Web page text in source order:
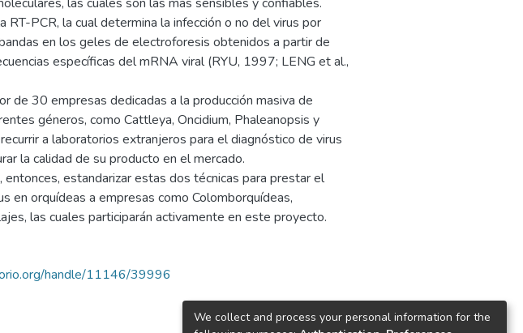
PCR, la cual determina la infección o no del virus por
en los geles de electroforesis obtenidos a partir de
específicas del mRNA viral (RYU, 1997; LENG et al.,
de 30 empresas dedicadas a la producción masiva de
géneros, como Cattleya, Oncidium, Phaleanopsis y
a laboratorios extranjeros para el diagnóstico de virus
la calidad de su producto en el mercado.
estandarizar estas dos técnicas para prestar el
en orquídeas a empresas como Colomborquídeas,
las cuales participarán activamente en este proyecto.
handle/11146/39996
We collect and process your personal information for the